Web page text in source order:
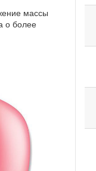
массы
о более